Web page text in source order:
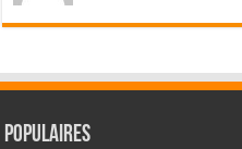
Populaires